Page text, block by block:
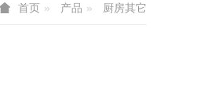
首页 产品 厨房其它